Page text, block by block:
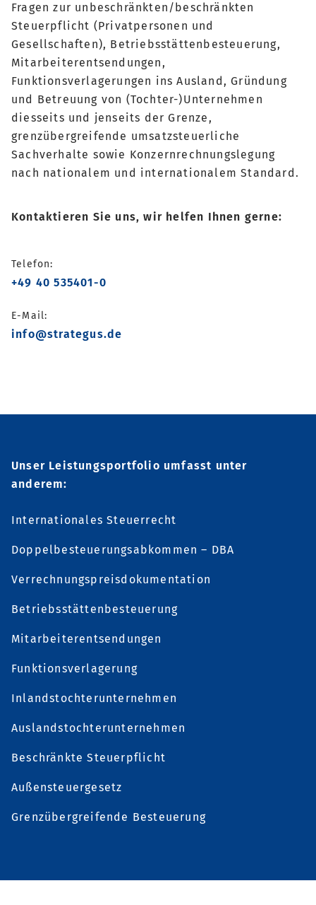
Fragen zur unbeschränkten/beschränkten
Steuerpflicht (Privatpersonen und
Gesellschaften), Betriebsstättenbesteuerung,
Mitarbeiterentsendungen,
Funktionsverlagerungen ins Ausland, Gründung
und Betreuung von (Tochter-)Unternehmen
diesseits und jenseits der Grenze,
grenzübergreifende umsatzsteuerliche
Sachverhalte sowie Konzernrechnungslegung
nach nationalem und internationalem Standard.
Kontaktieren Sie uns, wir helfen Ihnen gerne:
Telefon:
+49 40 535401-0
E-Mail:
info@strategus.de
Unser Leistungsportfolio umfasst unter
anderem:
Internationales Steuerrecht
Doppelbesteuerungsabkommen – DBA
Verrechnungspreisdokumentation
Betriebsstättenbesteuerung
Mitarbeiterentsendungen
Funktionsverlagerung
Inlandstochterunternehmen
Auslandstochterunternehmen
Beschränkte Steuerpflicht
Außensteuergesetz
Grenzübergreifende Besteuerung